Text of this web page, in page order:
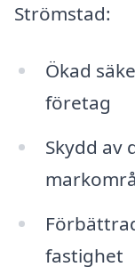
Strömstad:
Ökad
företag
Skydd av
fastighet